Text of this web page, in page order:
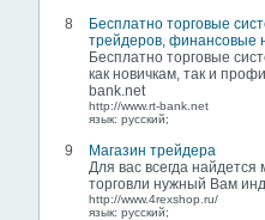
8
Бесплатно торговые
трейдеров, финансовые
Бесплатно торговые
как новичкам, так и
bank.net
http://www.rt-bank.net
язык: русский;
9
Магазин трейдера
Для вас всегда
торговли нужный Вам
http://www.4rexshop.ru/
язык: русский;